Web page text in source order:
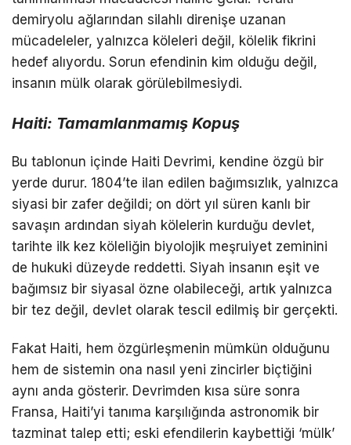
demiryolu ağlarından silahlı direnişe uzanan
mücadeleler, yalnızca köleleri değil, kölelik fikrini
hedef alıyordu. Sorun efendinin kim olduğu değil,
insanın mülk olarak görülebilmesiydi.
Haiti: Tamamlanmamış Kopuş
Bu tablonun içinde Haiti Devrimi, kendine özgü bir
yerde durur. 1804’te ilan edilen bağımsızlık, yalnızca
siyasi bir zafer değildi; on dört yıl süren kanlı bir
savaşın ardından siyah kölelerin kurduğu devlet,
tarihte ilk kez köleliğin biyolojik meşruiyet zeminini
de hukuki düzeyde reddetti. Siyah insanın eşit ve
bağımsız bir siyasal özne olabileceği, artık yalnızca
bir tez değil, devlet olarak tescil edilmiş bir gerçekti.
Fakat Haiti, hem özgürleşmenin mümkün olduğunu
hem de sistemin ona nasıl yeni zincirler biçtiğini
aynı anda gösterir. Devrimden kısa süre sonra
Fransa, Haiti’yi tanıma karşılığında astronomik bir
tazminat talep etti; eski efendilerin kaybettiği ‘mülk’